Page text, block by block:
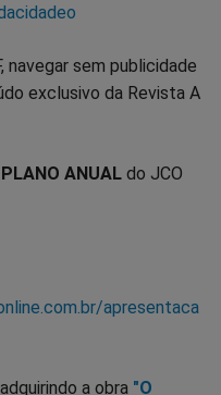
navegar sem publicidade
exclusivo da Revista A
PLANO ANUAL do JCO
apresentaca
a obra "O